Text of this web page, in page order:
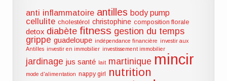
anti inflammatoire antilles body pump
cellulite cholestérol christophine composition florale
detox diabète fitness gestion du temps
grippe guadeloupe indépendance financière investir aux
Antilles investir en immobilier investissement immobilier
jardinage jus santé lait martinique mincir
mode d'alimentation nappy girl nutrition